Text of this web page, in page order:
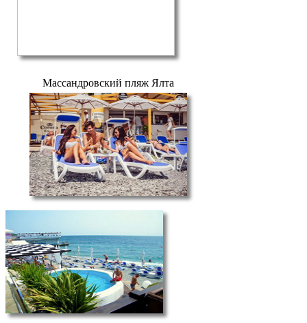
Массандровский пляж Ялта